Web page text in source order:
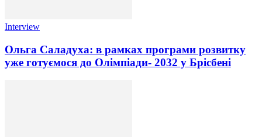
Interview
Ольга Саладуха: в рамках програми розвитку
уже готуємося до Олімпіади- 2032 у Брісбені